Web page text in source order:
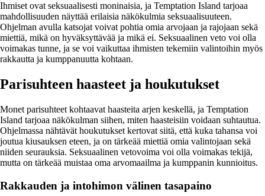
Ihmiset ovat seksuaalisesti moninaisia, ja Temptation Island tarjoaa
mahdollisuuden näyttää erilaisia näkökulmia seksuaalisuuteen.
Ohjelman avulla katsojat voivat pohtia omia arvojaan ja rajojaan sekä
miettiä, mikä on hyväksyttävää ja mikä ei. Seksuaalinen veto voi olla
voimakas tunne, ja se voi vaikuttaa ihmisten tekemiin valintoihin myös
rakkautta ja kumppanuutta kohtaan.
Parisuhteen haasteet ja houkutukset
Monet parisuhteet kohtaavat haasteita arjen keskellä, ja Temptation
Island tarjoaa näkökulman siihen, miten haasteisiin voidaan suhtautua.
Ohjelmassa nähtävät houkutukset kertovat siitä, että kuka tahansa voi
joutua kiusauksen eteen, ja on tärkeää miettiä omia valintojaan sekä
niiden seurauksia. Seksuaalinen vetovoima voi olla voimakas tekijä,
mutta on tärkeää muistaa oma arvomaailma ja kumppanin kunnioitus.
Rakkauden ja intohimon välinen tasapaino